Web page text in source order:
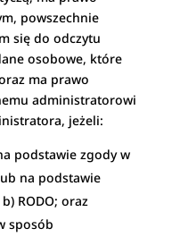
powszechnie
się do odczytu
osobowe, które
ma prawo
administratorowi
jeżeli:
podstawie zgody w
na podstawie
RODO; oraz
sposób